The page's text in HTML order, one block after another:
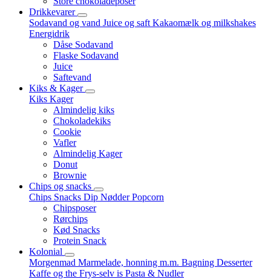
Drikkevarer
Sodavand og vand Juice og saft Kakaomælk og milkshakes
Energidrik
Dåse Sodavand
Flaske Sodavand
Juice
Saftevand
Kiks & Kager
Kiks Kager
Almindelig kiks
Chokoladekiks
Cookie
Vafler
Almindelig Kager
Donut
Brownie
Chips og snacks
Chips Snacks Dip NødderPopcorn
Chipsposer
Rørchips
Kød Snacks
Protein Snack
Kolonial
Morgenmad Marmelade, honning m.m. Bagning Desserter
Kaffe og the Frys-selv is Pasta & Nudler